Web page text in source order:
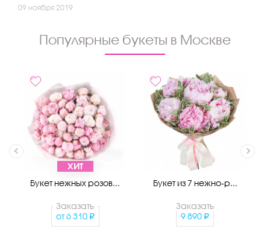
09 ноября 2019
Популярные букеты в Москве
ХИТ
Букет нежных розов...
Заказать
от 6 310
Букет из 7 нежно-р...
Заказать
9 890